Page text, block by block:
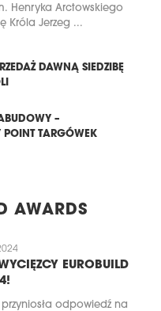
Henryka Arctowskiego
Króla Jerzeg ...
DAWNĄ SIEDZIBĘ
–
TARGÓWEK
AWARDS
EUROBUILD
odpowiedź na